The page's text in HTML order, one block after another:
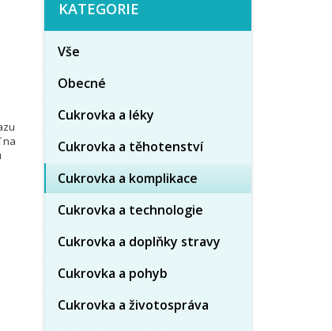
na
KATEGORIE
Vše
Obecné
Cukrovka a léky
Cukrovka a těhotenství
Cukrovka a komplikace
Cukrovka a technologie
Cukrovka a doplňky stravy
Cukrovka a pohyb
Cukrovka a životospráva